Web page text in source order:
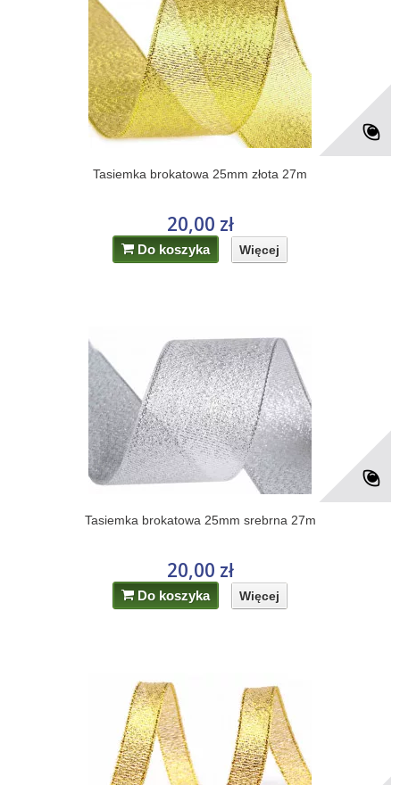
Tasiemka brokatowa 25mm złota 27m
20,00 zł
Do koszyka Więcej
Tasiemka brokatowa 25mm srebrna 27m
20,00 zł
Do koszyka Więcej